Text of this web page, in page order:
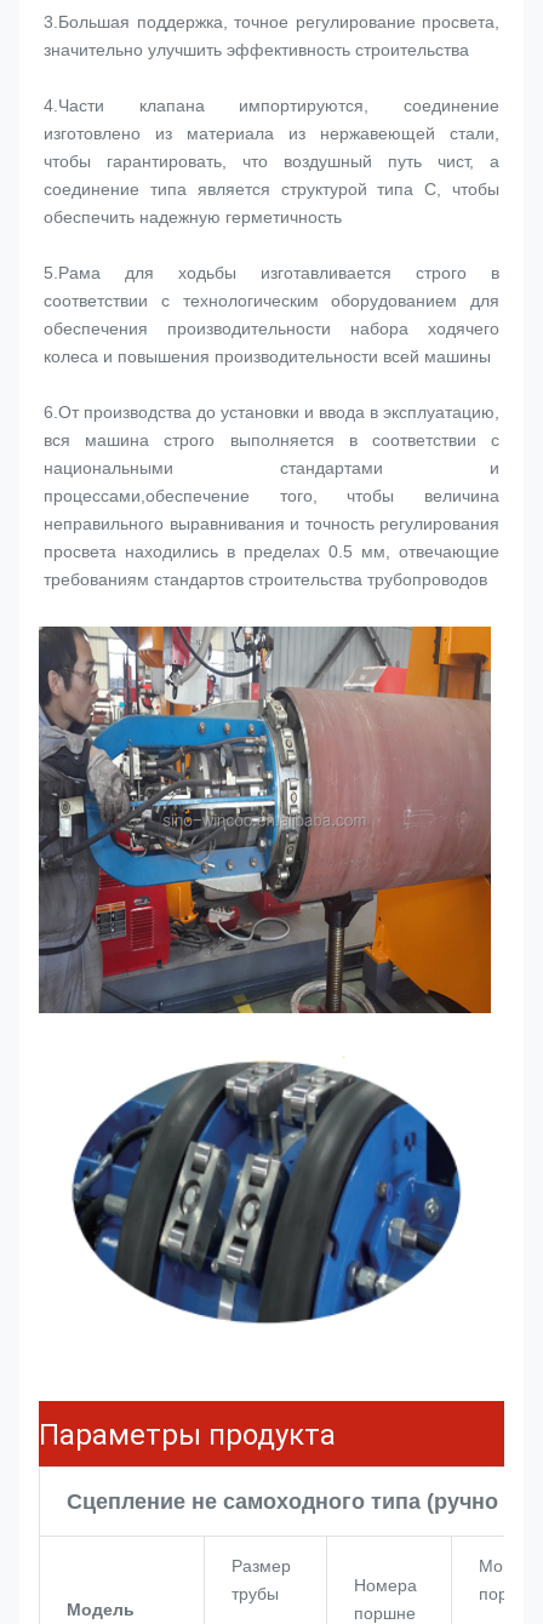
3. Большая поддержка, точное регулирование просвета,
значительно улучшить эффективность строительства
4. Части клапана импортируются, соединение
изготовлено из материала из нержавеющей стали,
чтобы гарантировать, что воздушный путь чист, а
соединение типа является структурой типа C, чтобы
обеспечить надежную герметичность
5. Рама для ходьбы изготавливается строго в
соответствии с технологическим оборудованием для
обеспечения производительности набора ходячего
колеса и повышения производительности всей машины
6. От производства до установки и ввода в эксплуатацию,
вся машина строго выполняется в соответствии с
национальными стандартами и
процессами,обеспечение того, чтобы величина
неправильного выравнивания и точность регулирования
просвета находились в пределах 0.5 мм, отвечающие
требованиям стандартов строительства трубопроводов
Параметры продукта
Сцепление не самоходного типа (ручно
Модель
Размер
трубы
Номера
поршне
поршня